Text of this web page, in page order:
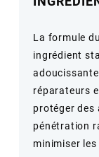
La formule
ingrédient
réparateurs
protéger des
pénétration
minimiser